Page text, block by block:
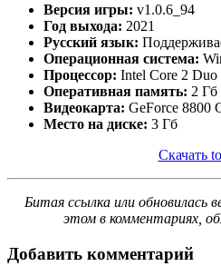
Версия игры: v1.0.6_94
Год выхода: 2021
Русский язык:
Операционная система:
Процессор: Intel Core 2 Duo
Оперативная память: 2 Гб
Видеокарта: GeForce 8800
Место на диске: 3 Гб
Скачать
Битая ссылка или обновилась
этом в комментариях,
Добавить комментарий